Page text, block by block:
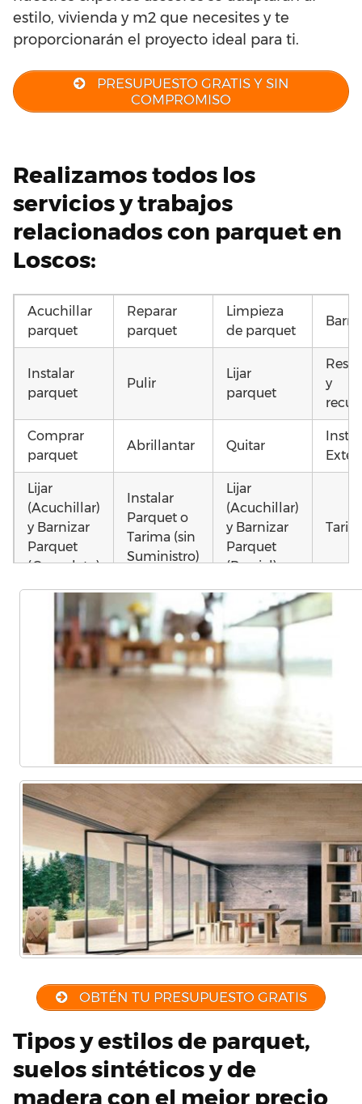
estilo, vivienda y m2 que necesites y te
proporcionarán el proyecto ideal para ti.
PRESUPUESTO GRATIS Y SIN
COMPROMISO
Realizamos todos los
servicios y trabajos
relacionados con parquet en
Loscos:
Acuchillar
parquet
Reparar
parquet
Limpieza
de parquet
Instalar
parquet
Pulir
Lijar
parquet
y
Comprar
parquet
Abrillantar Quitar
Lijar
(Acuchillar)
y Barnizar
Parquet
(Completo)
Instalar
Parquet o
Tarima (sin
Suministro)
Lijar
(Acuchillar)
y Barnizar
Parquet
(Parcial)
parquet o
Tarima
Local
Comercial
Instalar
parquet o
Tarima
Vivienda
(Completa)
parquet o
Tarima
Vivienda
(Parcial)
Otros
OBTÉN TU PRESUPUESTO GRATIS
Tipos y estilos de parquet,
suelos sintéticos y de
madera con el mejor precio